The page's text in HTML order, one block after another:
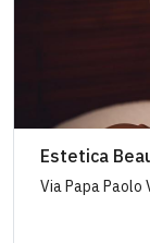
Estetica
Via Papa Paolo